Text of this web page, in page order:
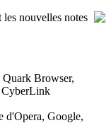
nouvelles notes
Quark Browser,
d'Opera, Google,